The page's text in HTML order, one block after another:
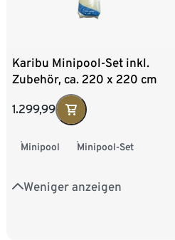
Karibu Minipool-Set inkl.
Zubehör, ca. 220 x 220 cm
1.299,99
Weniger anzeigen
Minipool Minipool-Set